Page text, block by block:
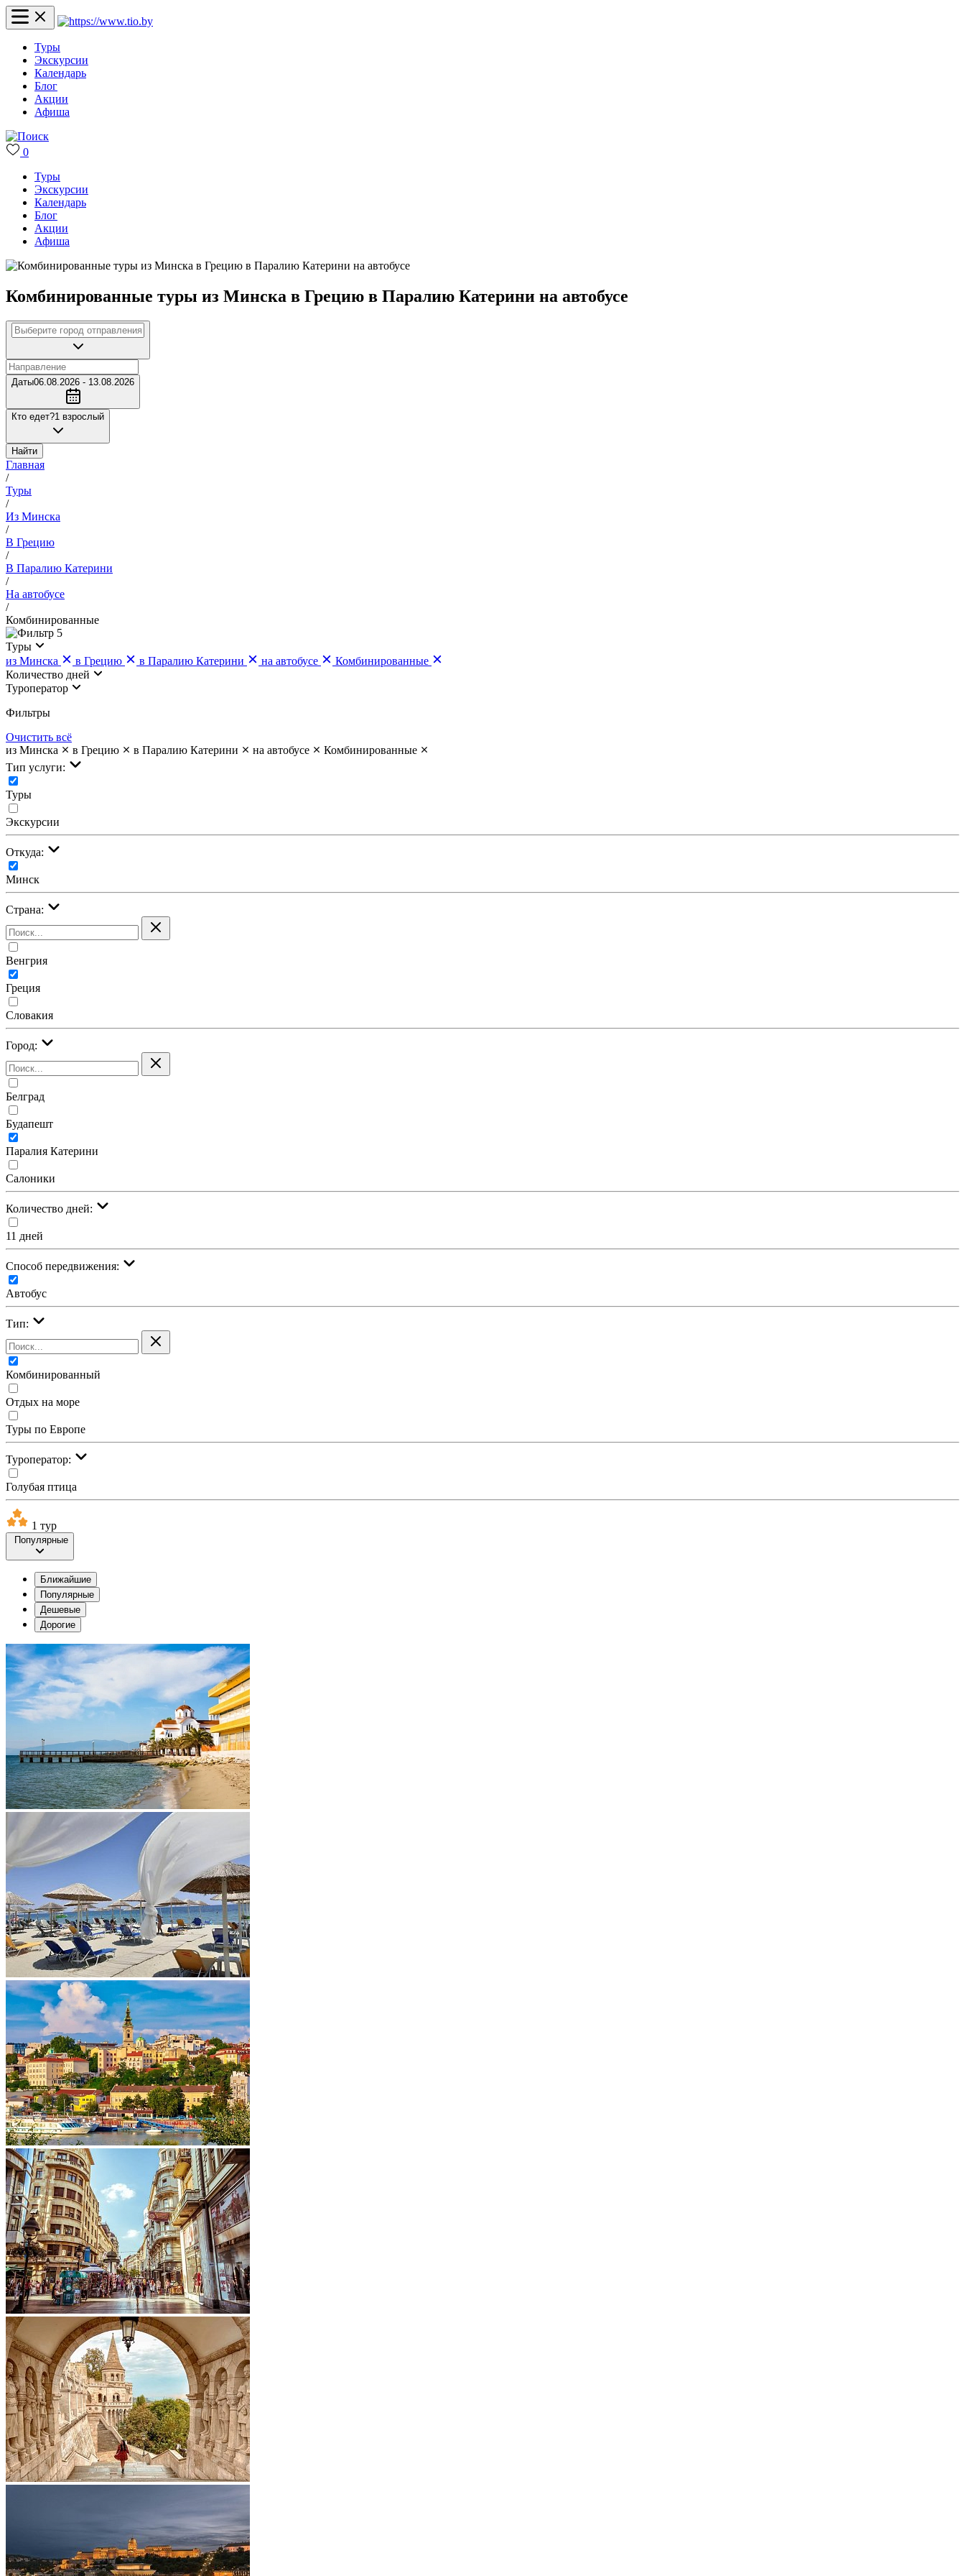
Туры
Экскурсии
Календарь
Блог
Акции
Афиша
0
Туры
Экскурсии
Календарь
Блог
Акции
Афиша
Комбинированные туры из Минска в Грецию в Паралию Катерини на автобусе
Даты06.08.2026 - 13.08.2026
Кто едет?1 взрослый
Найти
Главная
/
Туры
/
Из Минска
/
В Грецию
/
В Паралию Катерини
/
На автобусе
/
Комбинированные
5
Туры
из Минска
в Грецию в Паралию Катерини на автобусе
Комбинированные
Количество дней
Туроператор
Фильтры
Очистить всё
из Минска
в Грецию в Паралию Катерини на автобусе
Комбинированные
Тип услуги:
Туры
Экскурсии
Откуда:
Минск
Страна:
Венгрия
Греция
Словакия
Город:
Белград
Будапешт
Паралия Катерини
Салоники
Количество дней:
11 дней
Cпособ передвижения:
Автобус
Тип:
Комбинированный
Отдых на море
Туры по Европе
Туроператор:
Голубая птица
1 тур
Популярные
Ближайшие
Популярные
Дешевые
Дорогие